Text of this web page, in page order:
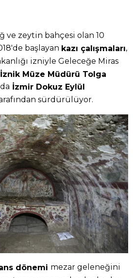
ve zeytin bahçesi olan 10
başlayan kazı çalışmaları,
izniyle Geleceğe Miras
İznik Müze Müdürü Tolga
İzmir Dokuz Eylül
sürdürülüyor.
dönemi mezar geleneğini